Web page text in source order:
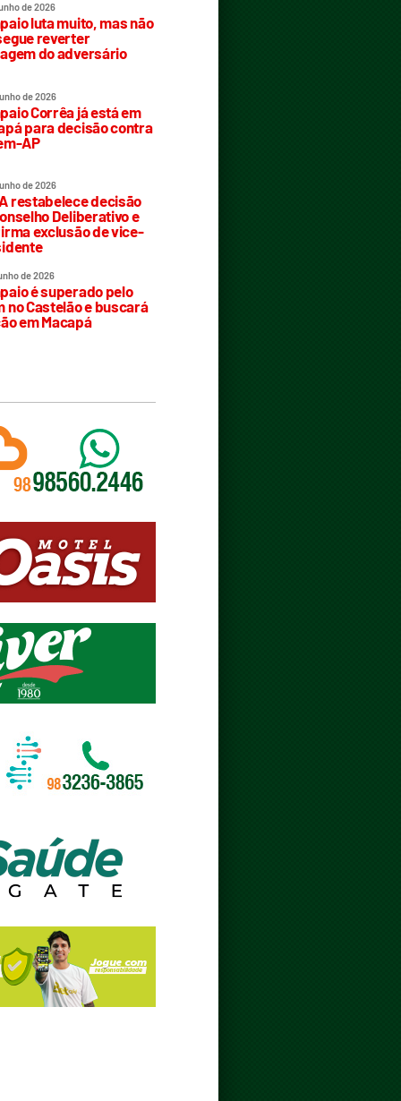
de 2026
luta muito, mas não
reverter
do adversário
de 2026
Corrêa já está em
para decisão contra
AP
de 2026
restabelece decisão
Deliberativo e
exclusão de vice-
de 2026
é superado pelo
no Castelão e buscará
em Macapá